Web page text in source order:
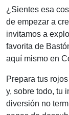
¿Sientes esa
de empezar a
invitamos a
favorita de
aquí mismo en
Prepara tus
y, sobre todo, tu
diversión no